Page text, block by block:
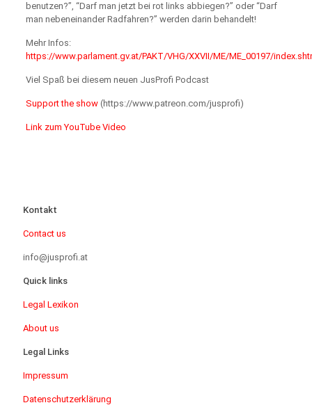
benutzen?”, “Darf man jetzt bei rot links abbiegen?” oder “Darf
man nebeneinander Radfahren?” werden darin behandelt!
Mehr Infos:
https://www.parlament.gv.at/PAKT/VHG/XXVII/ME/ME_00197/
Viel Spaß bei diesem neuen JusProfi Podcast
Support the show(https://www.patreon.com/jusprofi)
Link zum YouTube Video
Kontakt
Contact us
info@jusprofi.at
Quick links
Legal Lexikon
About us
Legal Links
Impressum
Datenschutzerklärung